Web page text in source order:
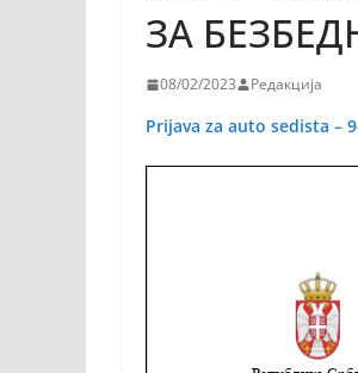
ЗА
08/02/2023 Редакција
Prijava za auto sedista –